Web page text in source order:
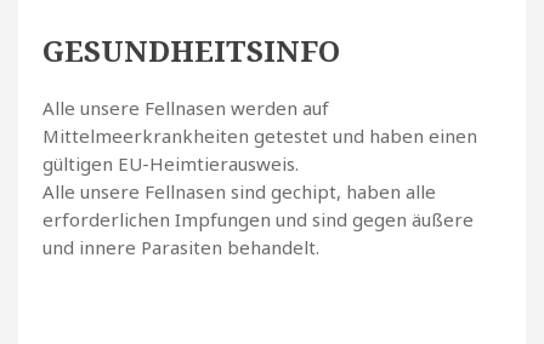
GESUNDHEITSINFO
Alle unsere Fellnasen werden auf
Mittelmeerkrankheiten getestet und haben einen
gültigen EU-Heimtierausweis.
Alle unsere Fellnasen sind gechipt, haben alle
erforderlichen Impfungen und sind gegen äußere
und innere Parasiten behandelt.